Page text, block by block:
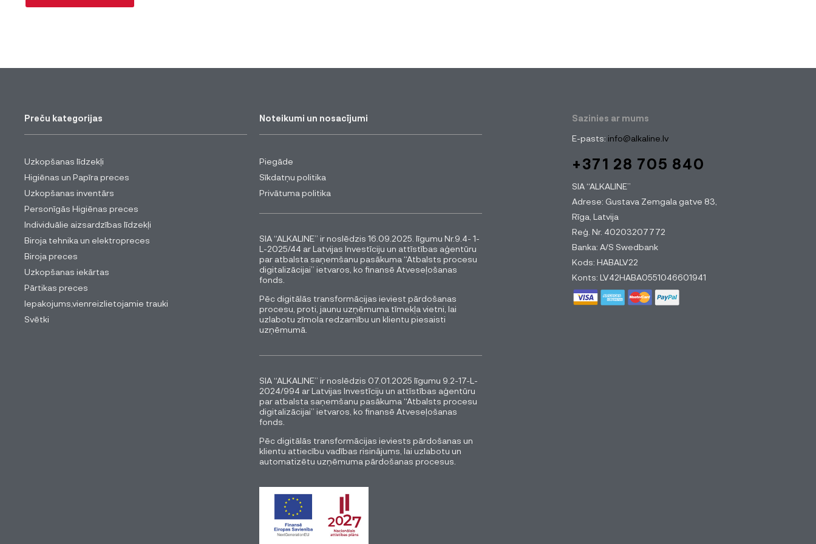
Preču kategorijas
Uzkopšanas līdzekļi
Higiēnas un Papīra preces
Uzkopšanas inventārs
Personīgās Higiēnas preces
Individuālie aizsardzības līdzekļi
Biroja tehnika un elektropreces
Biroja preces
Uzkopšanas iekārtas
Pārtikas preces
Iepakojums,vienreizlietojamie trauki
Svētki
Noteikumi un nosacījumi
Piegāde
Sīkdatņu politika
Privātuma politika
SIA “ALKALINE” ir noslēdzis 16.09.2025. līgumu Nr.9.4- 1-
L-2025/44 ar Latvijas Investīciju un attīstības aģentūru
par atbalsta saņemšanu pasākuma “Atbalsts procesu
digitalizācijai” ietvaros, ko finansē Atveseļošanas
fonds.
Pēc digitālās transformācijas ieviest pārdošanas
procesu, proti, jaunu uzņēmuma tīmekļa vietni, lai
uzlabotu zīmola redzamību un klientu piesaisti
uzņēmumā.
SIA “ALKALINE” ir noslēdzis 07.01.2025 līgumu 9.2-17-L-
2024/994 ar Latvijas Investīciju un attīstības aģentūru
par atbalsta saņemšanu pasākuma “Atbalsts procesu
digitalizācijai” ietvaros, ko finansē Atveseļošanas
fonds.
Pēc digitālās transformācijas ieviests pārdošanas un
klientu attiecību vadības risinājums, lai uzlabotu un
automatizētu uzņēmuma pārdošanas procesus.
Sazinies ar mums
E-pasts: info@alkaline.lv
+371 28 705 840
SIA “ALKALINE”
Adrese: Gustava Zemgala gatve 83,
Rīga, Latvija
Reģ. Nr. 40203207772
Banka: A/S Swedbank
Kods: HABALV22
Konts: LV42HABA0551046601941